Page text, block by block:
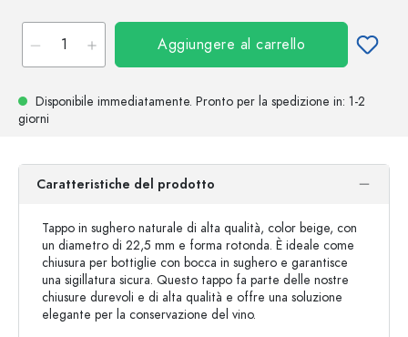
Aggiungere al carrello
Disponibile immediatamente. Pronto per la spedizione in: 1-2
giorni
Caratteristiche del prodotto
Tappo in sughero naturale di alta qualità, color beige, con
un diametro di 22,5 mm e forma rotonda. È ideale come
chiusura per bottiglie con bocca in sughero e garantisce
una sigillatura sicura. Questo tappo fa parte delle nostre
chiusure durevoli e di alta qualità e offre una soluzione
elegante per la conservazione del vino.